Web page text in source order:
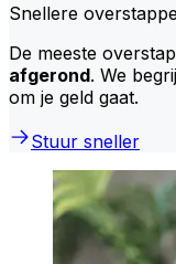
Snellere
De meeste
afgerond. We
om je geld gaat.
Stuur sneller